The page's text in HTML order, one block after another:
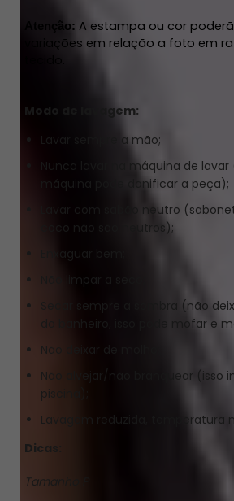
Atenção: A estampa ou cor
variações em relação a foto em
Modo de lavagem:
Lavar sempre a mão;
Nunca lavar na máquina de
máquina pode danificar a peça);
Lavar com sabão neutro
coco não são neutros);
Secar sempre a sombra (não
do banheiro, isso pode mofar e
Não deixar de molho;
Não alvejar/não branquear (isso
piscina);
Lavagem reduzida, temperatura
Dicas:
Tamanho P